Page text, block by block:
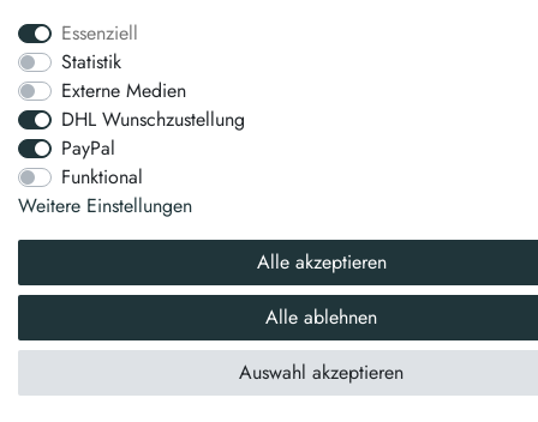
Essenziell
Statistik
Externe Medien
DHL Wunschzustellung
PayPal
Funktional
Weitere Einstellungen
Alle akzeptieren
Alle ablehnen
Auswahl akzeptieren